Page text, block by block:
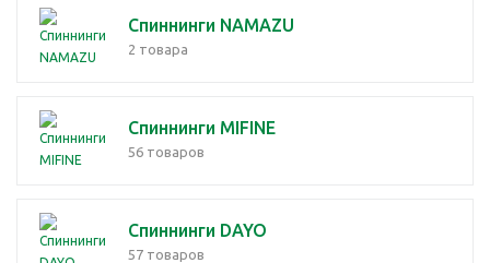
Спиннинги NAMAZU
2 товара
Спиннинги MIFINE
56 товаров
Спиннинги DAYO
57 товаров